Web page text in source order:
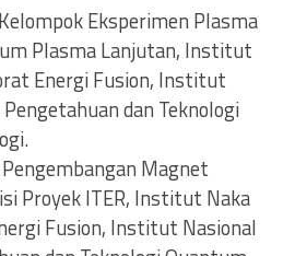
Eksperimen Plasma
Plasma Lanjutan, Institut
Energi Fusion, Institut
dan Teknologi
Magnet
Proyek ITER, Institut Naka
Fusion, Institut Nasional